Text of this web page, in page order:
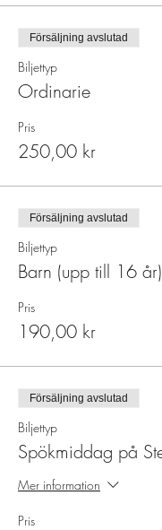
Försäljning avslutad
Biljettyp
Ordinarie
Pris
250,00 kr
Försäljning avslutad
Biljettyp
Barn (upp till 16 år)
Pris
190,00 kr
Försäljning avslutad
Biljettyp
Spökmiddag på
Mer information
Pris